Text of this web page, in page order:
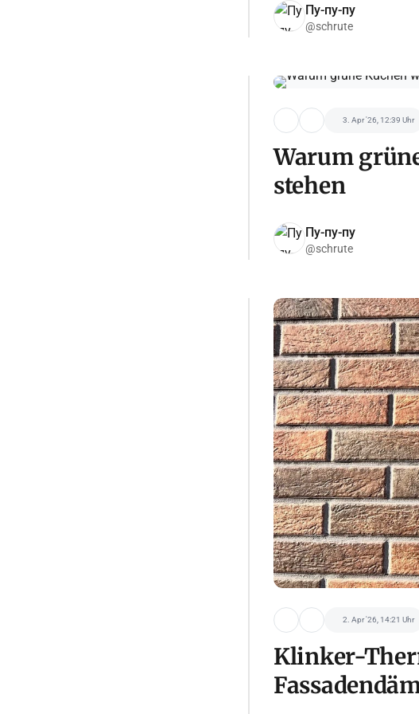
Пу-пу-пу
@schrute
3. Apr '26, 12:39 Uhr
Warum
stehen
Пу-пу-пу
@schrute
2. Apr '26, 14:21 Uhr
Klinker-